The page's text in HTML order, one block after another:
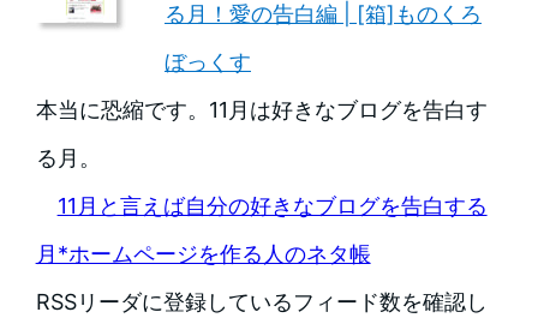
る月！愛の告白編 | [箱]ものくろ
ぼっくす
本当に恐縮です。11月は好きなブログを告白す
る月。
11月と言えば自分の好きなブログを告白する
月*ホームページを作る人のネタ帳
RSSリーダに登録しているフィード数を確認し